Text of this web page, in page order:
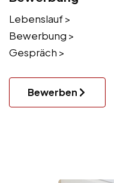
Lebenslauf >
Bewerbung >
Gespräch >
Bewerben